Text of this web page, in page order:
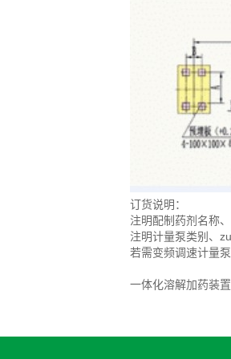
订货说明：
注明配制药剂名称
注明计量泵类别、
若需变频调速计量
一体化溶解加药装置